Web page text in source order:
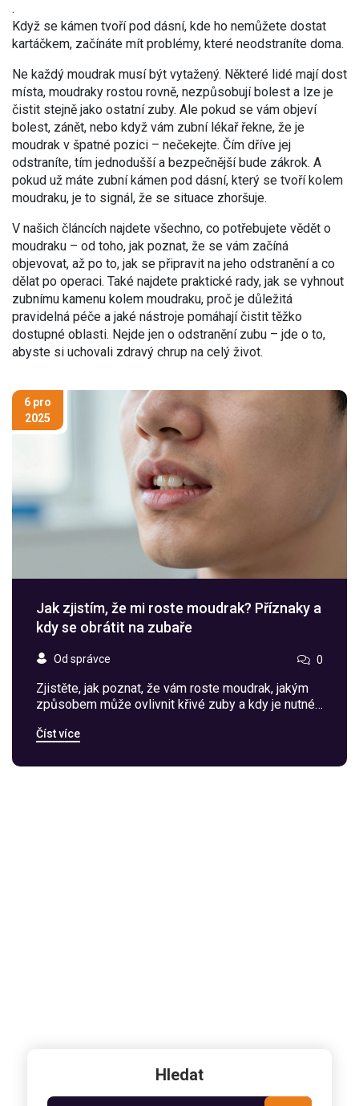
.
Když se kámen tvoří pod dásní, kde ho nemůžete dostat
kartáčkem, začínáte mít problémy, které neodstraníte doma.
Ne každý moudrak musí být vytažený. Některé lidé mají dost
místa, moudraky rostou rovně, nezpůsobují bolest a lze je
čistit stejně jako ostatní zuby. Ale pokud se vám objeví
bolest, zánět, nebo když vám zubní lékař řekne, že je
moudrak v špatné pozici – nečekejte. Čím dříve jej
odstraníte, tím jednodušší a bezpečnější bude zákrok. A
pokud už máte zubní kámen pod dásní, který se tvoří kolem
moudraku, je to signál, že se situace zhoršuje.
V našich článcích najdete všechno, co potřebujete vědět o
moudraku – od toho, jak poznat, že se vám začíná
objevovat, až po to, jak se připravit na jeho odstranění a co
dělat po operaci. Také najdete praktické rady, jak se vyhnout
zubnímu kamenu kolem moudraku, proč je důležitá
pravidelná péče a jaké nástroje pomáhají čistit těžko
dostupné oblasti. Nejde jen o odstranění zubu – jde o to,
abyste si uchovali zdravý chrup na celý život.
6 pro
2025
Jak zjistím, že mi roste moudrak? Příznaky a
kdy se obrátit na zubaře
Od správce 0
Zjistěte, jak poznat, že vám roste moudrak, jakým
způsobem může ovlivnit křivé zuby a kdy je nutné
si nejste jistí.
Číst více
Hledat